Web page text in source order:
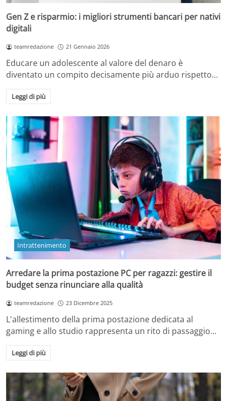
Gen Z e risparmio: i migliori strumenti bancari per nativi
digitali
teamredazione 21 Gennaio 2026
Educare un adolescente al valore del denaro è
diventato un compito decisamente più arduo rispetto…
Leggi di più
Intrattenimento
Arredare la prima postazione PC per ragazzi: gestire il
budget senza rinunciare alla qualità
teamredazione 23 Dicembre 2025
L'allestimento della prima postazione dedicata al
gaming e allo studio rappresenta un rito di passaggio…
Leggi di più